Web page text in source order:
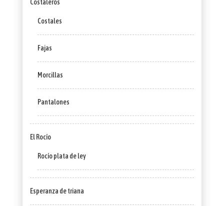
Costaleros
Costales
Fajas
Morcillas
Pantalones
El Rocío
Rocío plata de ley
Esperanza de triana